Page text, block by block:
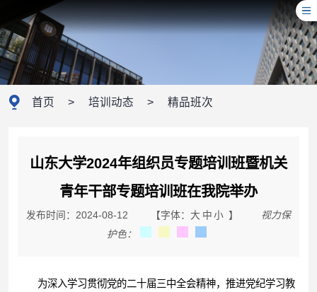
首页 > 培训动态 > 精品班次
山东大学2024年组织员专题培训班暨机关
青年干部专题培训班在我院举办
发布时间：2024-08-12 【字体： 大 中 小 】
视力保
护色：
为深入学习贯彻党的二十届三中全会精神，推进党纪学习教